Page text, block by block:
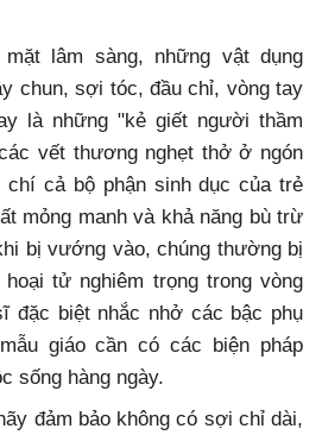
lâm sàng, những vật dụng
chun, sợi tóc, đầu chỉ, vòng tay
là những "kẻ giết người thầm
vết thương nghẹt thở ở ngón
chí cả bộ phận sinh dục của trẻ
mỏng manh và khả năng bù trừ
bị vướng vào, chúng thường bị
tử nghiêm trọng trong vòng
đặc biệt nhắc nhở các bậc phụ
giáo cần có các biện pháp
sống hàng ngày.
đảm bảo không có sợi chỉ dài,